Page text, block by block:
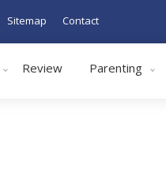
Sitemap Contact
Review Parenting